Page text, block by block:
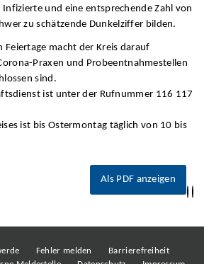
und eine entsprechende Zahl von
zu schätzende Dunkelziffer bilden.
Feiertage macht der Kreis darauf
Praxen und Probeentnahmestellen
sind.
ist unter der Rufnummer 116 117
ist bis Ostermontag täglich von 10 bis
Als PDF anzeigen
Fehler melden
Barrierefreiheit